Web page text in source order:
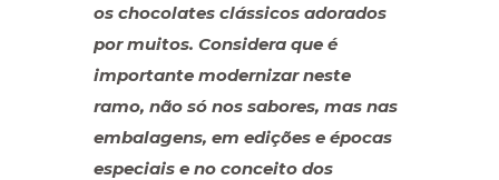
os chocolates clássicos adorados
por muitos. Considera que é
importante modernizar neste
ramo, não só nos sabores, mas nas
embalagens, em edições e épocas
especiais e no conceito dos